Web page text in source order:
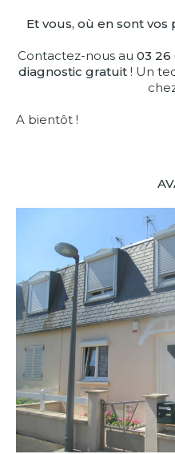
Et vous, où en sont
Contactez-nous au 03 26
diagnostic gratuit ! Un
A bientôt !